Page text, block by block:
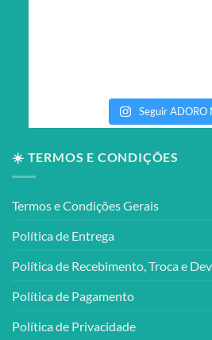
Seguir ADORO
☀️ TERMOS E CONDIÇÕES
Termos e Condições Gerais
Política de Entrega
Política de Recebimento, Troca e
Política de Pagamento
Política de Privacidade